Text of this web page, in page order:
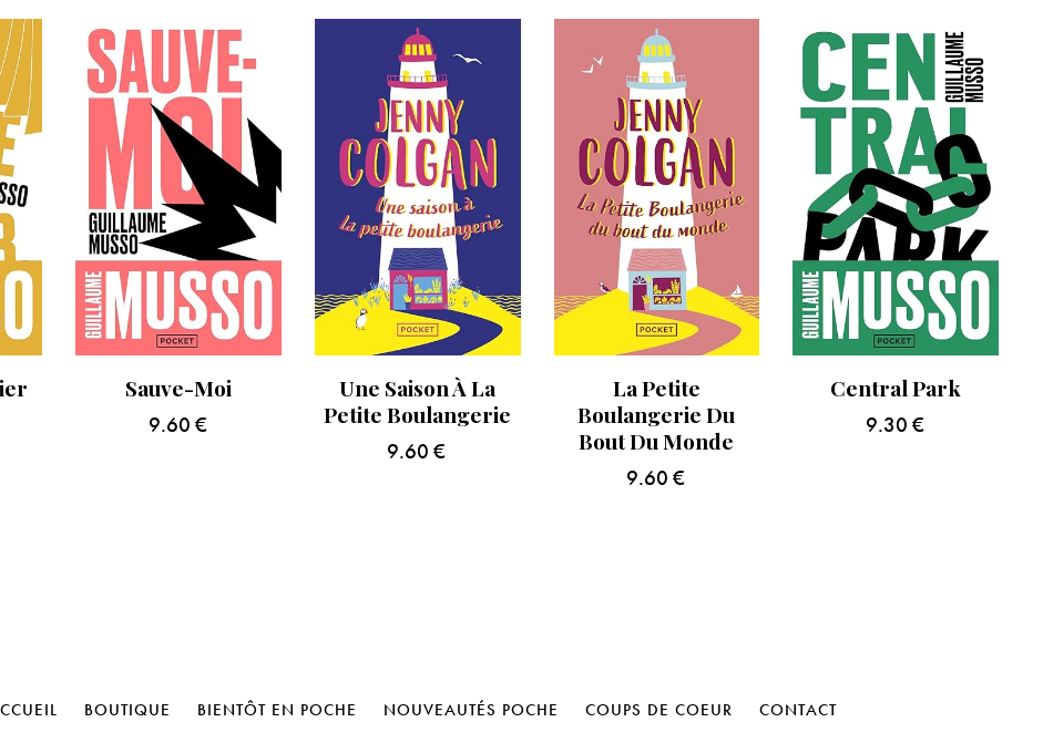
Sauve-Moi
9.60 €
Une Saison À La
Petite Boulangerie
9.60€
La Petite
Boulangerie Du
Bout Du Monde
9.60 €
Central Park
9.30 €
BOUTIQUE BIENTÔT EN POCHE NOUVEAUTÉS POCHE COUPS DE COEUR CONTACT